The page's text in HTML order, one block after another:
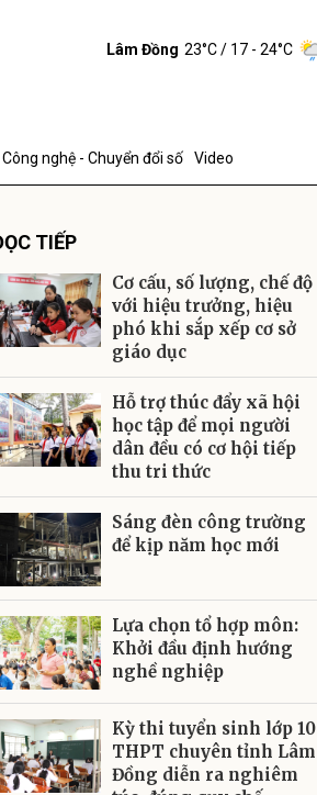
Lâm Đồng 23°C/ 17 - 24°C
Công nghệ - Chuyển đổi số Video
TIẾP
Cơ cấu, số lượng, chế độ
với hiệu trưởng, hiệu
phó khi sắp xếp cơ sở
giáo dục
Hỗ trợ thúc đẩy xã hội
học tập để mọi người
dân đều có cơ hội tiếp
thu tri thức
Sáng đèn công trường
để kịp năm học mới
Lựa chọn tổ hợp môn:
Khởi đầu định hướng
nghề nghiệp
Kỳ thi tuyển sinh lớp 10
THPT chuyên tỉnh Lâm
Đồng diễn ra nghiêm